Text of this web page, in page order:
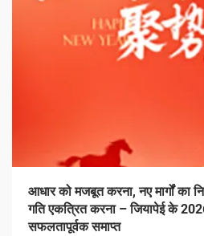
आधार को मजबूत करना, नए मार्गों का
गति एकत्रित करना – जियापेई के
सफलतापूर्वक समाप्त